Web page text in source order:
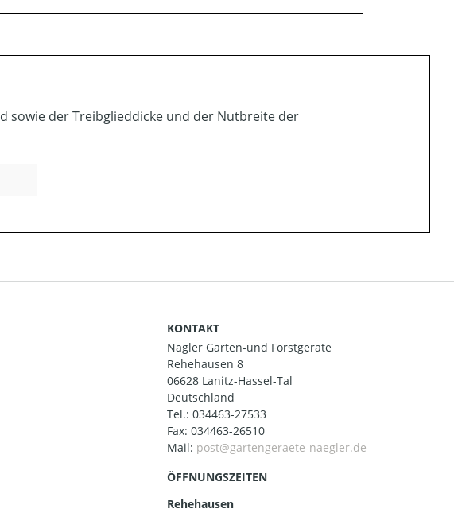
sowie der Treibglieddicke und der Nutbreite der
KONTAKT
Nägler Garten-und Forstgeräte
Rehehausen 8
06628 Lanitz-Hassel-Tal
Deutschland
Tel.: 034463-27533
Fax: 034463-26510
Mail:
ÖFFNUNGSZEITEN
Rehehausen